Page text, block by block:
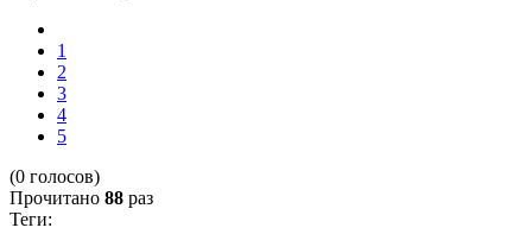
1
2
3
4
5
(0 голосов)
Прочитано 88 раз
Теги: